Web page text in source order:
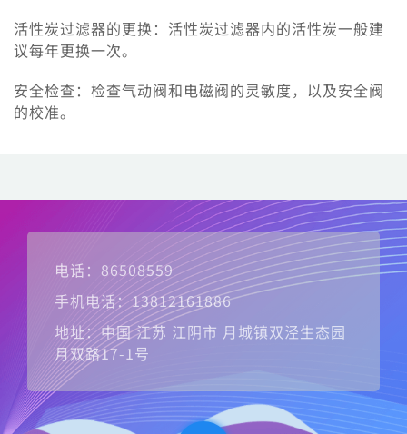
活性炭过滤器的更换：活性炭过滤器内的活性炭一般建
议每年更换一次。
安全检查：检查气动阀和电磁阀的灵敏度，以及安全阀
的校准。
电话：86508559
手机电话：13812161886
地址：中国 江苏 江阴市 月城镇双泾生态园
月双路17-1号